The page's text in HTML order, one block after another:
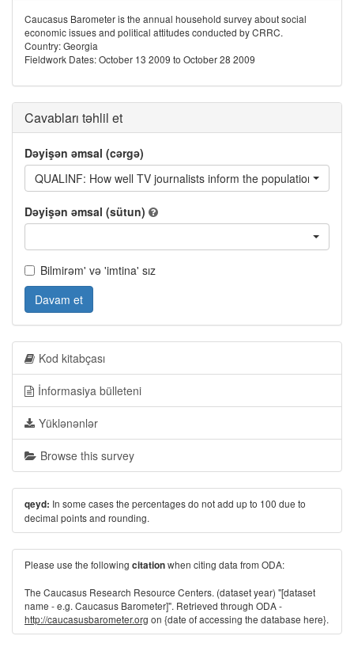
Caucasus Barometer is the annual household survey about social
economic issues and political attitudes conducted by CRRC.
Country: Georgia
Fieldwork Dates: October 13 2009 to October 28 2009
Cavabları təhlil et
Dəyişən əmsal (cərgə)
QUALINF: How well TV journalists inform the population about
Dəyişən əmsal (sütun)
Bilmirəm' və 'imtina' sız
Davam et
Kod kitabçası
İnformasiya bülleteni
Yüklənənlər
Browse this survey
qeyd: In some cases the percentages do not add up to 100 due to
decimal points and rounding.
Please use the following citationwhen citing data from ODA:
The Caucasus Research Resource Centers. (dataset year) "[dataset
name - e.g. Caucasus Barometer]". Retrieved through ODA -
http://caucasusbarometer.org on {date of accessing the database here}.